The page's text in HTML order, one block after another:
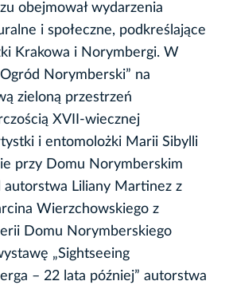
obejmował wydarzenia
i społeczne, podkreślające
Krakowa i Norymbergi. W
Norymberski” na
zieloną przestrzeń
XVII-wiecznej
i entomolożki Marii Sibylli
przy Domu Norymberskim
autorstwa Liliany Martinez z
Wierzchowskiego z
Domu Norymberskiego
„Sightseeing
– 22 lata później” autorstwa